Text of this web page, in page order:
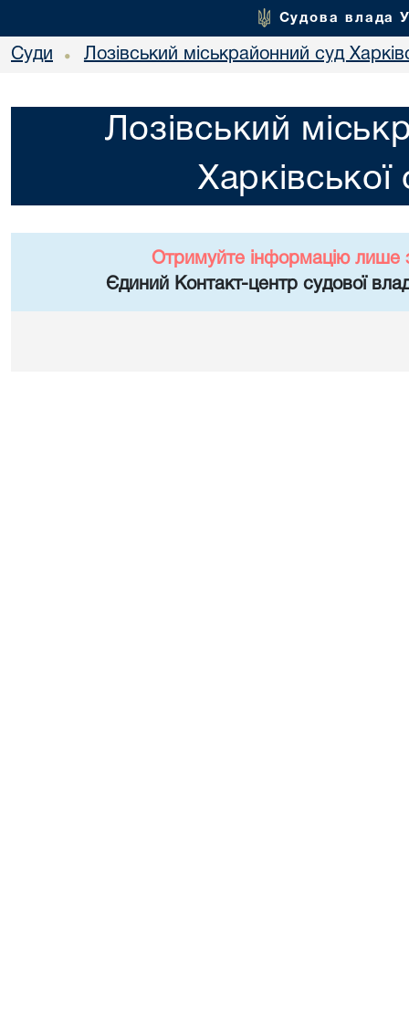
Судова влада
Суди • Лозівський міськрайонний суд
Лозівський
Харківської
Отримуйте інформацію лише
Єдиний Контакт-центр судової